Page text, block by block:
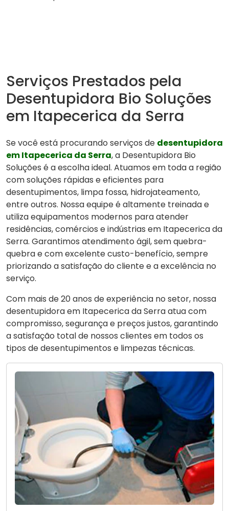
Serviços Prestados pela
Desentupidora Bio Soluções
em Itapecerica da Serra
Se você está procurando serviços de desentupidora
em Itapecerica da Serra, a Desentupidora Bio
Soluções é a escolha ideal. Atuamos em toda a região
com soluções rápidas e eficientes para
desentupimentos, limpa fossa, hidrojateamento,
entre outros. Nossa equipe é altamente treinada e
utiliza equipamentos modernos para atender
residências, comércios e indústrias em Itapecerica da
Serra. Garantimos atendimento ágil, sem quebra-
quebra e com excelente custo-benefício, sempre
priorizando a satisfação do cliente e a excelência no
serviço.
Com mais de 20 anos de experiência no setor, nossa
desentupidora em Itapecerica da Serra atua com
compromisso, segurança e preços justos, garantindo
a satisfação total de nossos clientes em todos os
tipos de desentupimentos e limpezas técnicas.